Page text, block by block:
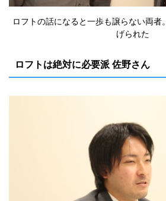
ロフトの話になると一歩も譲らない両者
げられた
ロフトは絶対に必要派 佐野さん